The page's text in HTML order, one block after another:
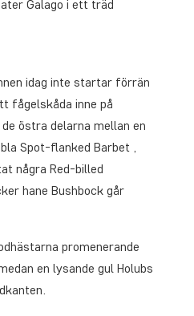
Galago i ett träd
idag inte startar förrän
fågelskåda inne på
östra delarna mellan en
Spot-flanked Barbet ,
några Red-billed
hane Bushbock går
promenerande
en lysande gul Holubs